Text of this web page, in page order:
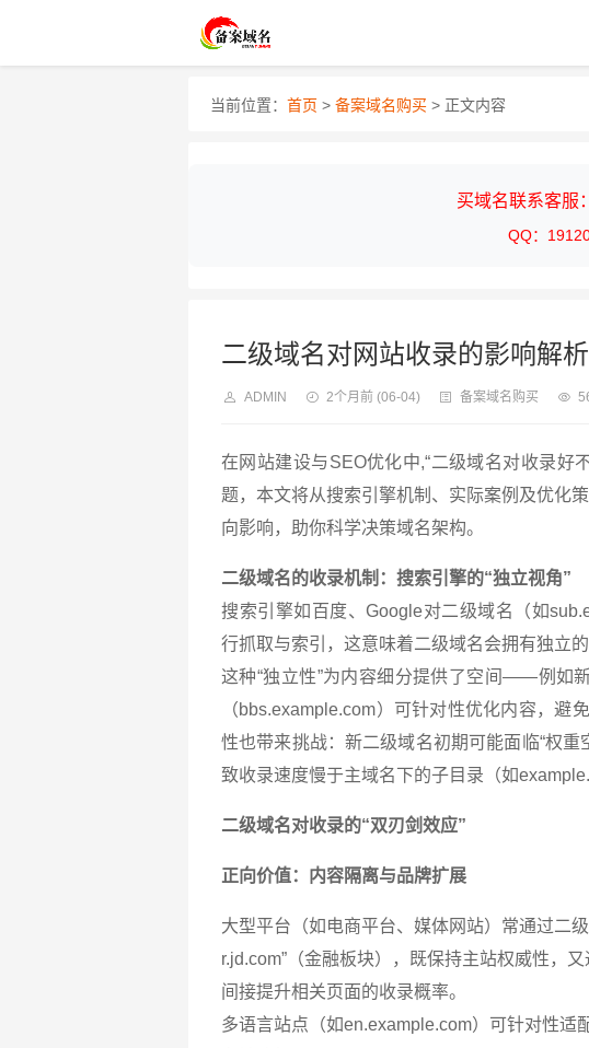
当前位置： 首页 > 备案域名购买 > 正文内容
买域名联系客服
QQ：
二级域名对网站收录的影响解
ADMIN 2个月前 (06-04) 备案域名购买
在网站建设与SEO优化中,“二级域名对收录好
题，本文将从搜索引擎机制、实际案例及优化
向影响，助你科学决策域名架构。
二级域名的收录机制：搜索引擎的“独立视角”
搜索引擎如百度、Google对二级域名（如
行抓取与索引，这意味着二级域名会拥有独立
这种“独立性”为内容细分提供了空间——例如
（bbs.example.com）可针对性优化内容，避
性也带来挑战：新二级域名初期可能面临“权
致收录速度慢于主域名下的子目录（如
二级域名对收录的“双刃剑效应”
正向价值：内容隔离与品牌扩展
大型平台（如电商平台、媒体网站）常通过二
r.jd.com”（金融板块），既保持主站权威性，
间接提升相关页面的收录概率。
多语言站点（如en.example.com）可针对性适